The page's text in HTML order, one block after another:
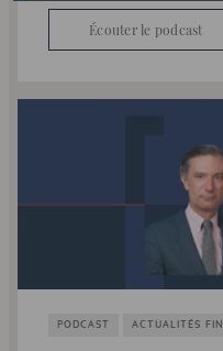
Écouter le podcast
PODCAST ACTUALITÉS